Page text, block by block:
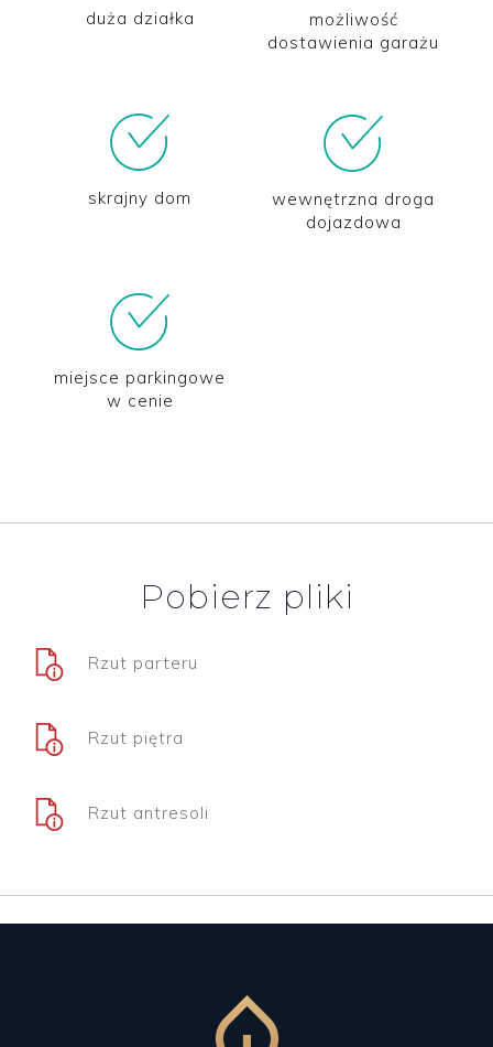
duża działka
możliwość
dostawienia garażu
skrajny dom
wewnętrzna droga
dojazdowa
miejsce parkingowe
w cenie
Pobierz pliki
Rzut parteru
Rzut piętra
Rzut antresoli